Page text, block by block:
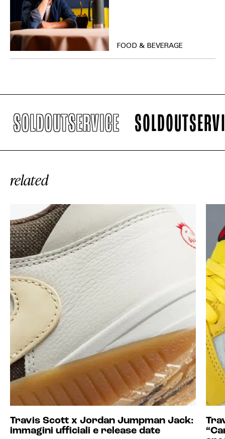
FOOD & BEVERAGE
SOLDOUTSERVICE
related
Travis Scott x Jordan Jumpman Jack:
immagini ufficiali e release date